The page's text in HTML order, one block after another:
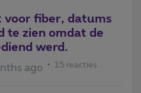
voor fiber, datums
te zien omdat de
werd.
ago 15 reacties